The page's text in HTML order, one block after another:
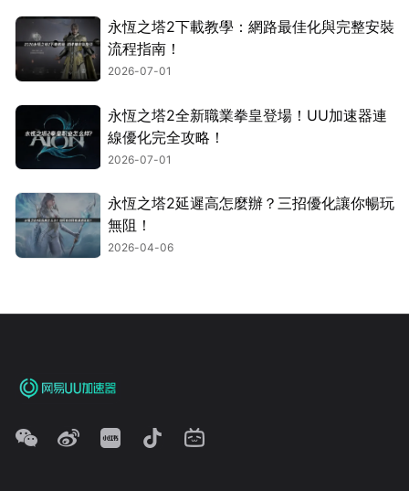
永恆之塔2下載教學：網路最佳化與完整安裝
流程指南！
2026-07-01
永恆之塔2全新職業拳皇登場！UU加速器連
線優化完全攻略！
2026-07-01
永恆之塔2延遲高怎麼辦？三招優化讓你暢玩
無阻！
2026-04-06